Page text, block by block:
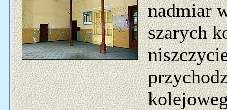
nadmiar
szarych